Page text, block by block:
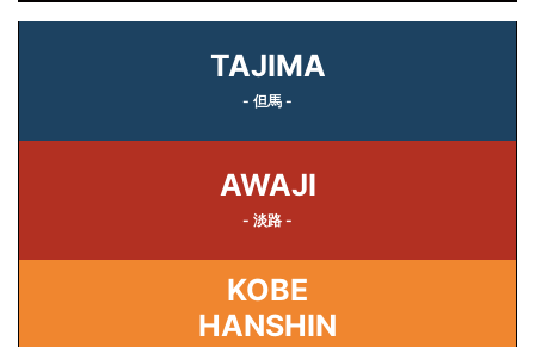
TAJIMA
- 但馬 -
AWAJI
- 淡路 -
KOBE
HANSHIN